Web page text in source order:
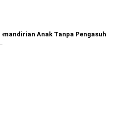
Anak Tanpa Pengasuh